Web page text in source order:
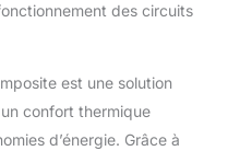
des circuits
est une solution
confort thermique
d’énergie. Grâce à